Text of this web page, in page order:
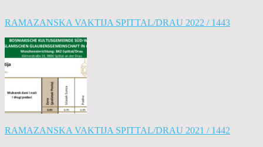
RAMAZANSKA VAKTIJA SPITTAL/DRAU 2022 / 1443
RAMAZANSKA VAKTIJA SPITTAL/DRAU 2021 / 1442